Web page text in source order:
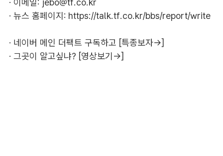
· 뉴스 홈페이지: https://talk.tf.co.kr/bbs/report/write
· 네이버 메인 더팩트 구독하고 [특종보자→]
· 그곳이 알고싶냐? [영상보기→]